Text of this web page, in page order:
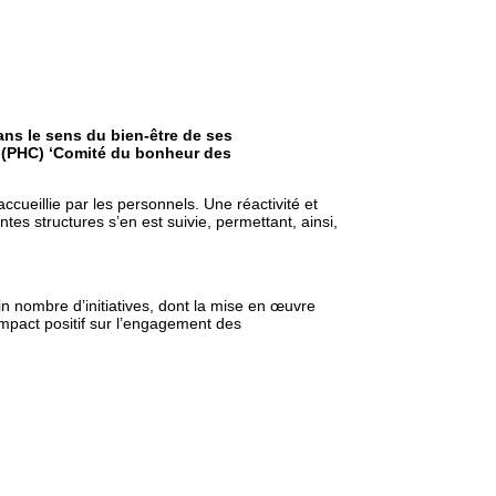
le sens du bien-être de ses
(PHC) ‘Comité du bonheur des
par les personnels. Une réactivité et
structures s’en est suivie, permettant, ainsi,
nombre d’initiatives, dont la mise en œuvre
positif sur l’engagement des